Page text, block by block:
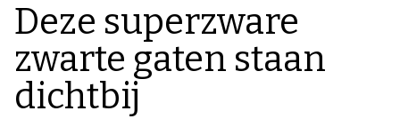
Deze superzware
zwarte gaten staan
dichtbij